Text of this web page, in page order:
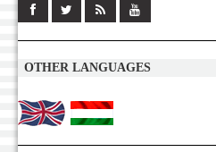
OTHER LANGUAGES